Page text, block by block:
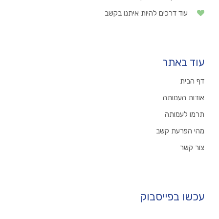
עוד דרכים להיות איתנו בקשב
עוד באתר
דף הבית
אודות העמותה
תרמו לעמותה
מהי הפרעת קשב
צור קשר
עכשו בפייסבוק